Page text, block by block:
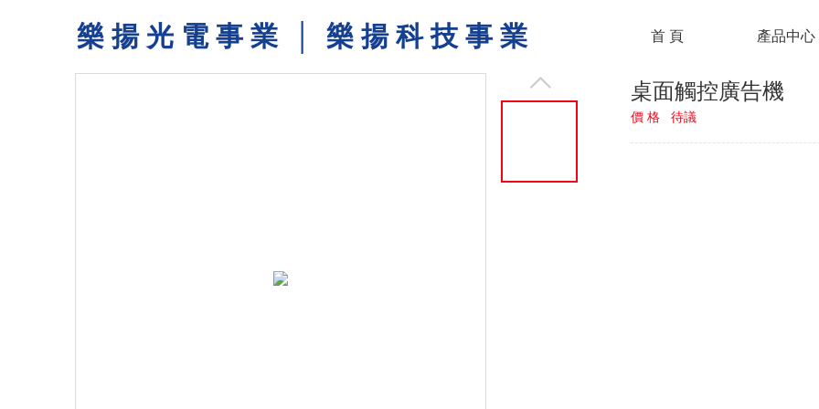
樂 揚 光 電 事 業 │ 樂 揚 科 技 事 業 首 頁 產品中心
桌面觸控廣告機
價 格 待議